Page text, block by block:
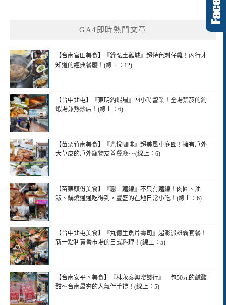
GA4即時熱門文章
【台南官田美食】『銓弘土雞城』超特色刺仔雞！內行才
知道的經典餐廳！(線上：12)
【台中北屯】『東明釣蝦場』24小時營業！全場禁菸的釣
蝦場兼熱炒店！(線上：6)
【苗栗竹南美食】『光悅咖啡』超美風車庭園！擁有戶外
大草皮的戶外寵物友善餐廳~~(線上：6)
【苗栗頭份美食】『戀上麵線』不只有麵線！肉圓、油
飯、鍋燒通通吃得到，豐盛的在地日常小吃！(線上：6)
【台中北屯美食】『丸億生魚片壽司』超澎派雄霸套餐！
新一點利黃昏市場的日式料理！(線上：5)
【台南安平。美食】『林永泰興蜜餞行』一包50元的鹹酸
甜～台南最夯的人氣伴手禮！(線上：5)